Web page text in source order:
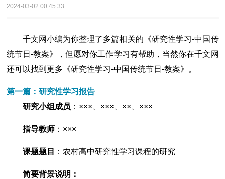
2024-03-02 00:45:33
千文网小编为你整理了多篇相关的《研究性学习-中国传
统节日-教案》，但愿对你工作学习有帮助，当然你在千文网
还可以找到更多《研究性学习-中国传统节日-教案》。
第一篇：研究性学习报告
研究小组成员 ：×××、×××、××、×××
指导教师：×××
课题题目 ：农村高中研究性学习课程的研究
简要背景说明：